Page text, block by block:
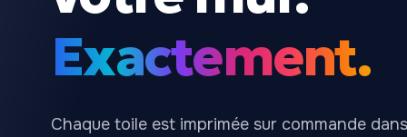
Portrait et figure 164
Vintage et rétro 89 Noël & Fêtes
Exactement.
Chaque toile est imprimée sur commande